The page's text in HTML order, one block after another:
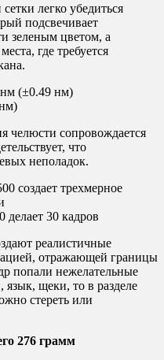
легко убедиться
подсвечивает
зеленым цветом, а
где требуется
нм (±0.49 нм)
челюсти сопровождается
что
неполадок.
создает трехмерное
делает 30 кадров
реалистичные
отражающей границы
попали нежелательные
щеки, то в разделе
стереть или
276 грамм